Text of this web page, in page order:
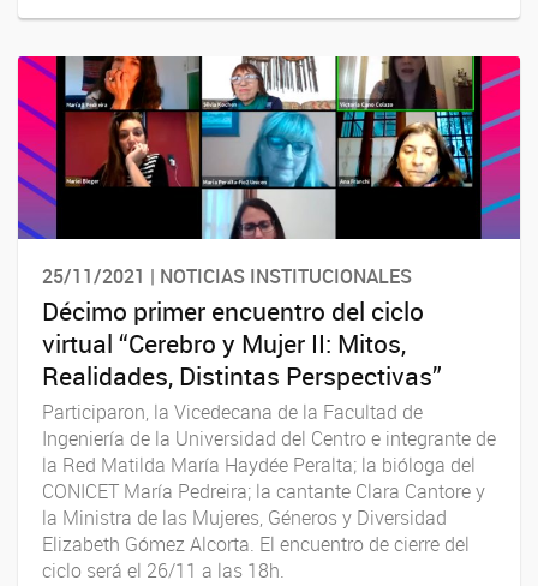
25/11/2021 | NOTICIAS INSTITUCIONALES
Décimo primer encuentro del ciclo
virtual “Cerebro y Mujer II: Mitos,
Realidades, Distintas Perspectivas”
Participaron, la Vicedecana de la Facultad de
Ingeniería de la Universidad del Centro e integrante de
la Red Matilda María Haydée Peralta; la bióloga del
CONICET María Pedreira; la cantante Clara Cantore y
la Ministra de las Mujeres, Géneros y Diversidad
Elizabeth Gómez Alcorta. El encuentro de cierre del
ciclo será el 26/11 a las 18h.